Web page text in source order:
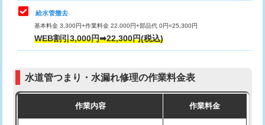
マス交換（深さ50㎝以上）
コンクリート斫り（厚さ10㎝まで）
モルタル補修（厚さ10㎝超え） 38,500円
その他部品の脱着
交換・取付（タンク）
式）)
式・ワンホール）)
給水管撤去
基本料金 3,300円+作業料金 22,000円+部品代 0円=25,300円
WEB割引3,000円➡22,300円(税込)
水道管つまり・水漏れ修理の作業料金表
作業内容 作業料金